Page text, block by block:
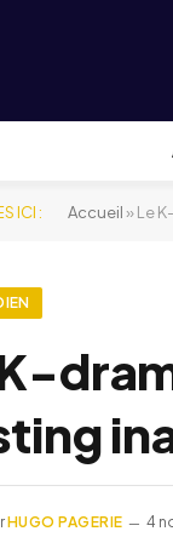
ICI : Accueil »Le
HUGO PAGERIE 4